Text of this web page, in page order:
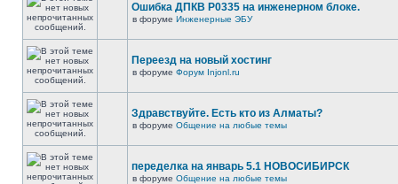
Ошибка ДПКВ Р0335 на инженерном блоке.
в форуме Инженерные ЭБУ
Переезд на новый хостинг
в форуме Форум Injonl.ru
Здравствуйте. Есть кто из Алматы?
в форуме Общение на любые темы
переделка на январь 5.1 НОВОСИБИРСК
в форуме Общение на любые темы